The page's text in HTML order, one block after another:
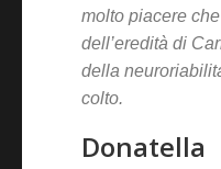
molto piacere
dell’eredità di
della
colto.
Donatella